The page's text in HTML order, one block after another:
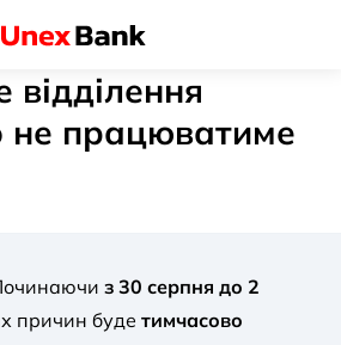
відділення
не працюватиме
з 30 серпня до 2
причин буде тимчасово